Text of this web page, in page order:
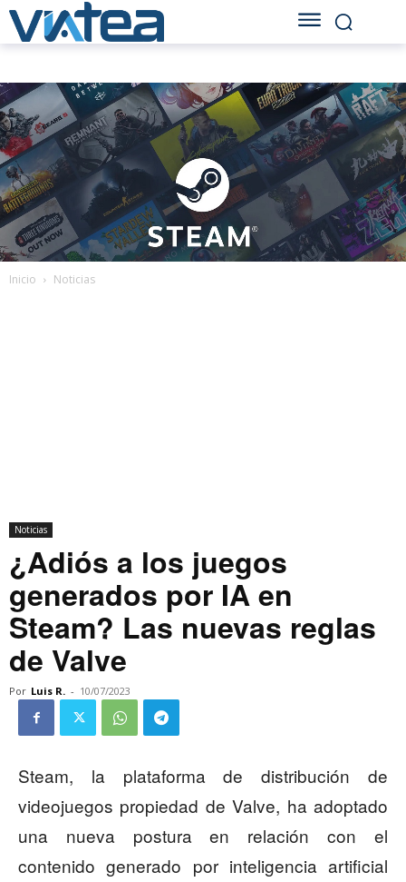
Inicio Noticias
Noticias
¿Adiós a los juegos
generados por IA en
Steam? Las nuevas reglas
de Valve
Por Luis R. - 10/07/2023
Steam, la plataforma de distribución de
videojuegos propiedad de Valve, ha adoptado
una nueva postura en relación con el
contenido generado por inteligencia artificial